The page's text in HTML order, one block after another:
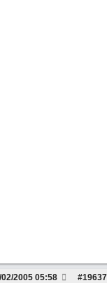
#19637
2005 05:58